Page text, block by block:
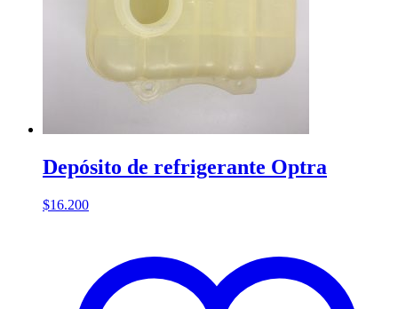
Depósito de refrigerante Optra
$16.200